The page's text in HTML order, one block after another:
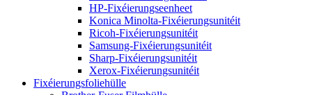
HP-Fixéierungseenheet
Konica Minolta-Fixéierungsunitéit
Ricoh-Fixéierungsunitéit
Samsung-Fixéierungsunitéit
Sharp-Fixéierungsunitéit
Xerox-Fixéierungsunitéit
Fixéierungsfoliehülle